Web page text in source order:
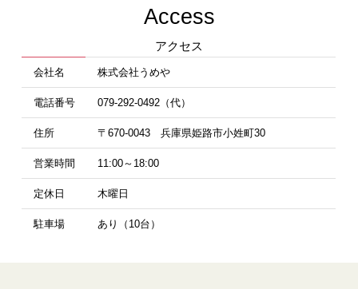
Access
アクセス
会社名 株式会社うめや
電話番号 079-292-0492（代）
住所 〒670-0043 兵庫県姫路市小姓町30
営業時間 11:00～18:00
定休日 木曜日
駐車場 あり（10台）